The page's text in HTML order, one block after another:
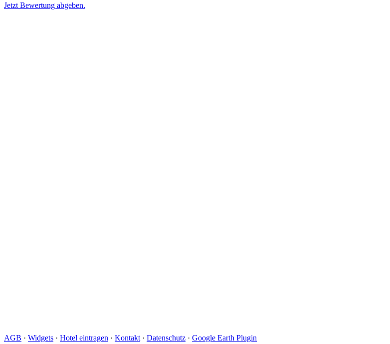
Jetzt Bewertung abgeben.
AGB · Widgets · Hotel eintragen · Kontakt · Datenschutz · Google Earth Plugin